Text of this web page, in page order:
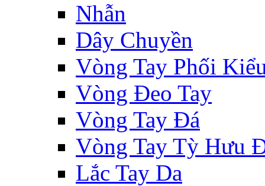
Nhẫn
Dây Chuyền
Vòng Tay Phối
Vòng Đeo Tay
Vòng Tay Đá
Vòng Tay Tỳ Hưu
Lắc Tay Da